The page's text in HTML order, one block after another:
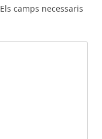
Els camps necessaris